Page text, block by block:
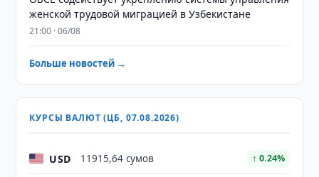
женской трудовой миграцией в Узбекистане
21:00 · 06/08
Больше новостей →
КУРСЫ ВАЛЮТ (ЦБ, 07.08.2026)
USD 11915,64 сумов ↑ 0.24%